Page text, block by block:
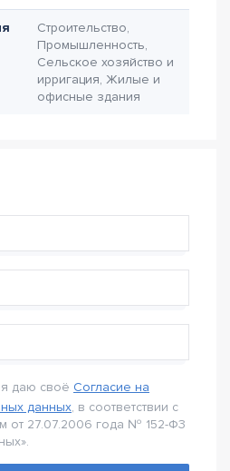
Строительство,
Промышленность,
Сельское хозяйство и
ирригация, Жилые и
офисные здания
даю своё Согласие на
данных, в соответствии с
от 27.07.2006 года № 152-Ф3